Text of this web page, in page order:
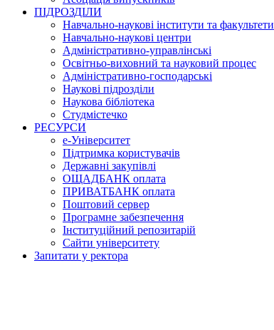
ПІДРОЗДІЛИ
Навчально-наукові інститути та факультети
Навчально-наукові центри
Адміністративно-управлінські
Освітньо-виховний та науковий процес
Адміністративно-господарські
Наукові підрозділи
Наукова бібліотека
Студмістечко
РЕСУРСИ
е-Університет
Підтримка користувачів
Державні закупівлі
ОЩАДБАНК оплата
ПРИВАТБАНК оплата
Поштовий сервер
Програмне забезпечення
Інституційний репозитарій
Сайти університету
Запитати у ректора